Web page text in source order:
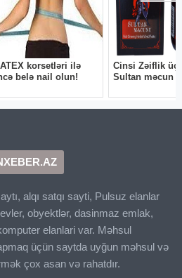
alqı satqı sayti, Pulsuz elanlar
obyektlər, dasinmaz emlak,
elanlari var. Məhsul
üçün saytda uyğun məhsul və
çox asan və rahatdır.